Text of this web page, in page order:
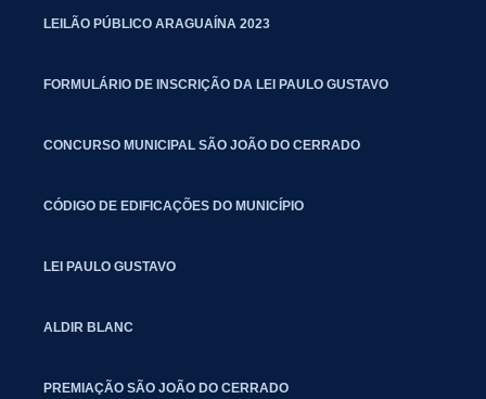
LEILÃO PÚBLICO ARAGUAÍNA 2023
FORMULÁRIO DE INSCRIÇÃO DA LEI PAULO GUSTAVO
CONCURSO MUNICIPAL SÃO JOÃO DO CERRADO
CÓDIGO DE EDIFICAÇÕES DO MUNICÍPIO
LEI PAULO GUSTAVO
ALDIR BLANC
PREMIAÇÃO SÃO JOÃO DO CERRADO